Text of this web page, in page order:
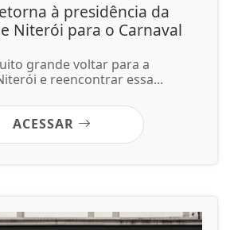
à presidência da
Niterói para o Carnaval
grande voltar para a
e reencontrar essa...
ACESSAR